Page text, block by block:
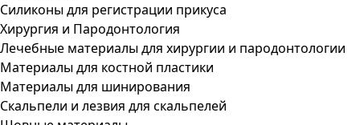
Силиконы для регистрации прикуса
Хирургия и Пародонтология
Лечебные материалы для хирургии и пародонтологии
Материалы для костной пластики
Материалы для шинирования
Скальпели и лезвия для скальпелей